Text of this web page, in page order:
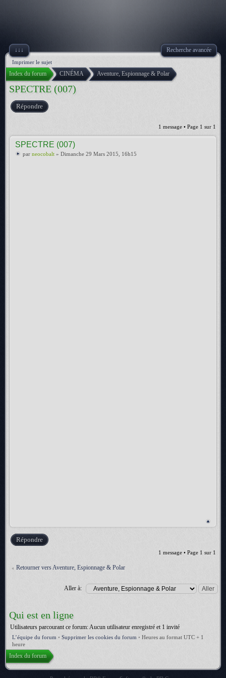
↓↓↓ Recherche avancée
Imprimer le sujet
Index du forum CINÉMA Aventure, Espionnage & Polar
SPECTRE (007)
Répondre
1 message • Page 1 sur 1
SPECTRE (007)
par neocobalt » Dimanche 29 Mars 2015, 16h15
Répondre
1 message • Page 1 sur 1
Retourner vers Aventure, Espionnage & Polar
Aller à:
Qui est en ligne
Utilisateurs parcourant ce forum: Aucun utilisateur enregistré et 1 invité
L’équipe du forum • Supprimer les cookies du forum • Heures au format UTC + 1
heure
Index du forum